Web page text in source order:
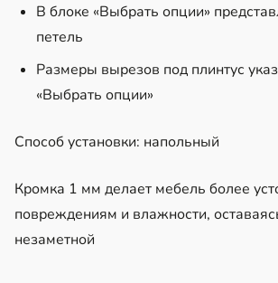
В блоке «Выбрать опции»
петель
Размеры вырезов под плинтус
«Выбрать опции»
Способ установки: напольный
Кромка 1 мм делает мебель более
повреждениям и влажности,
незаметной